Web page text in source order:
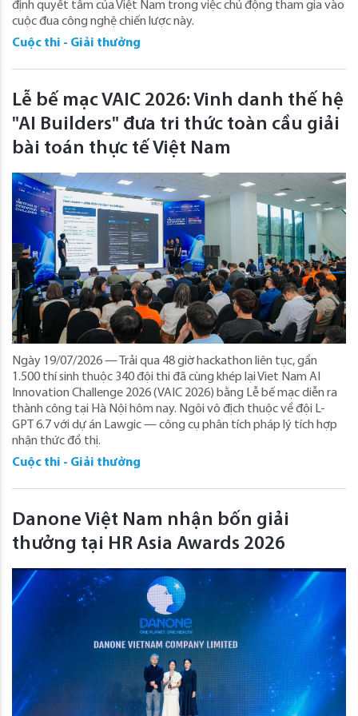
định quyết tâm của Việt Nam trong việc chủ động tham gia vào
cuộc đua công nghệ chiến lược này.
Cuộc thi - Giải thưởng
Lễ bế mạc VAIC 2026: Vinh danh thế hệ
"AI Builders" đưa tri thức toàn cầu giải
bài toán thực tế Việt Nam
Ngày 19/07/2026 — Trải qua 48 giờ hackathon liên tục, gần
1.500 thí sinh thuộc 340 đội thi đã cùng khép lại Viet Nam AI
Innovation Challenge 2026 (VAIC 2026) bằng Lễ bế mạc diễn ra
thành công tại Hà Nội hôm nay. Ngôi vô địch thuộc về đội L-
GPT 6.7 với dự án Lawgic — công cụ phân tích pháp lý tích hợp
nhận thức đồ thị.
Cuộc thi - Giải thưởng
Danone Việt Nam nhận bốn giải
thưởng tại HR Asia Awards 2026